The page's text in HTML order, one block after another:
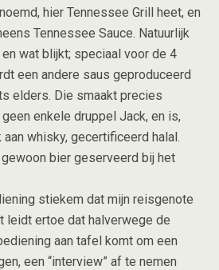
hier Tennessee Grill heet, en
Tennessee Sauce. Natuurlijk
wat blijkt; speciaal voor de 4
een andere saus geproduceerd
elders. Die smaakt precies
enkele druppel Jack, en is,
whisky, gecertificeerd halal.
bier geserveerd bij het
stiekem dat mijn reisgenote
leidt ertoe dat halverwege de
aan tafel komt om een
een “interview” af te nemen